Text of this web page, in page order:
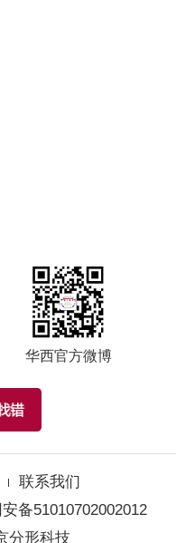
华西官方微博
联系我们
备51010702002012
分形科技